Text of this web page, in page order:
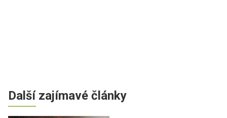
Další zajímavé články